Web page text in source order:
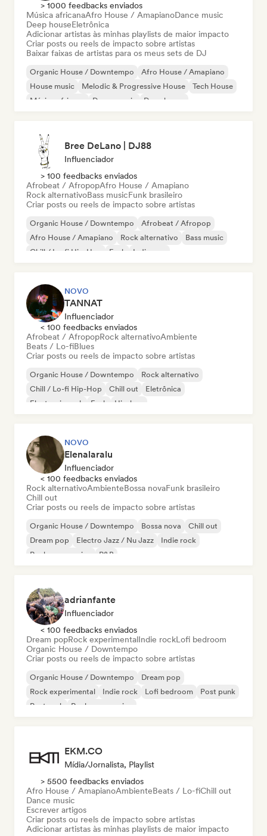
> 1000 feedbacks enviados
Música africanaAfro House / AmapianoDance music
Deep houseEletrônica
Adicionar artistas às minhas playlists de maior impacto
Criar posts ou reels de impacto sobre artistas
Baixar faixas de artistas para os meus sets de DJ
Organic House / Downtempo
Afro House / Amapiano
House music
Melodic & Progressive House
Tech House
Música africana
Dance music Deep house
Bree DeLano | DJ88
Influenciador
> 100 feedbacks enviados
Afrobeat / AfropopAfro House / Amapiano
Rock alternativoBass musicFunk brasileiro
Criar posts ou reels de impacto sobre artistas
Organic House / Downtempo
Afrobeat / Afropop
Afro House / Amapiano
Rock alternativo
Bass music
Chill / Lo-fi Hip-Hop
Funk Indie pop
NOVO
TANNAT
Influenciador
< 100 feedbacks enviados
Afrobeat / AfropopRock alternativoAmbiente
Beats / Lo-fiBlues
Criar posts ou reels de impacto sobre artistas
Organic House / Downtempo
Rock alternativo
Chill / Lo-fi Hip-Hop
Chill out
Eletrônica
Electronic rock
Funk Hip-hop
NOVO
Elenalaralu
Influenciador
< 100 feedbacks enviados
Rock alternativoAmbienteBossa novaFunk brasileiro
Chill out
Criar posts ou reels de impacto sobre artistas
Organic House / Downtempo Bossa nova
Chill out
Dream pop
Electro Jazz / Nu Jazz
Indie rock
Rock progressivo
R&B
adrianfante
Influenciador
< 100 feedbacks enviados
Dream popRock experimentalIndie rockLofi bedroom
Organic House / Downtempo
Criar posts ou reels de impacto sobre artistas
Organic House / Downtempo
Dream pop
Rock experimental
Indie rock Lofi bedroom
Post punk
Post rock
Rock progressivo
EKM.CO
Mídia/Jornalista, Playlist
> 5500 feedbacks enviados
Afro House / AmapianoAmbienteBeats / Lo-fiChill out
Dance music
Escrever artigos
Criar posts ou reels de impacto sobre artistas
Adicionar artistas às minhas playlists de maior impacto